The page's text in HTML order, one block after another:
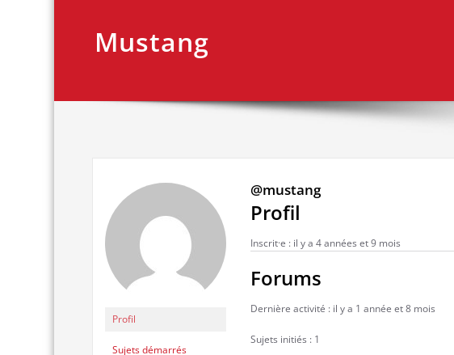
Mustang
Profil
Sujets démarrés
@mustang
Profil
Inscrit·e : il y a 4 années et 9 mois
Forums
Dernière activité : il y a 1 année et 8 mois
Sujets initiés : 1